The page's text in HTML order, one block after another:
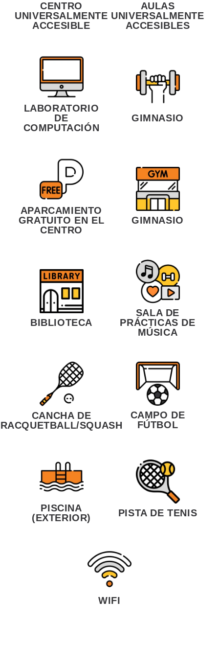
CENTRO
UNIVERSALMENTE
ACCESIBLE
AULAS
UNIVERSALMENTE
ACCESIBLES
LABORATORIO
DE
COMPUTACIÓN
GIMNASIO
APARCAMIENTO
GRATUITO EN EL
CENTRO
GIMNASIO
BIBLIOTECA
SALA DE
PRÁCTICAS DE
MÚSICA
CANCHA DE
RACQUETBALL/SQUASH
CAMPO DE
FÚTBOL
PISCINA
(EXTERIOR)
PISTA DE TENIS
WIFI